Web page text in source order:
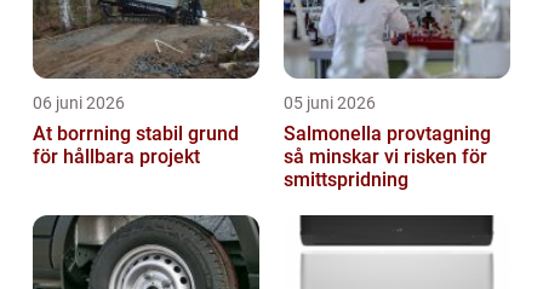
06 juni 2026
At borrning stabil grund
för hållbara projekt
05 juni 2026
Salmonella provtagning
så minskar vi risken för
smittspridning